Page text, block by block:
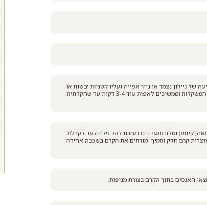
ניילון נצמד או נייר אפייה ועליו קטניות יבשות או
משקלות מיוחדות לאפייה. אופים כך במשך 12-14 דקות, מסירים את המשקלות וממשיכים לאפות עוד 3-4 דקות עד שהקלתית
קינמון ומלח ומעבדים בעזרת להב פלדה עד לקבלת
קרם חלק וסמיך. מורחים את הקרם בשכבה אחידה
האגסים בתוך הקרם בצורת מניפות.